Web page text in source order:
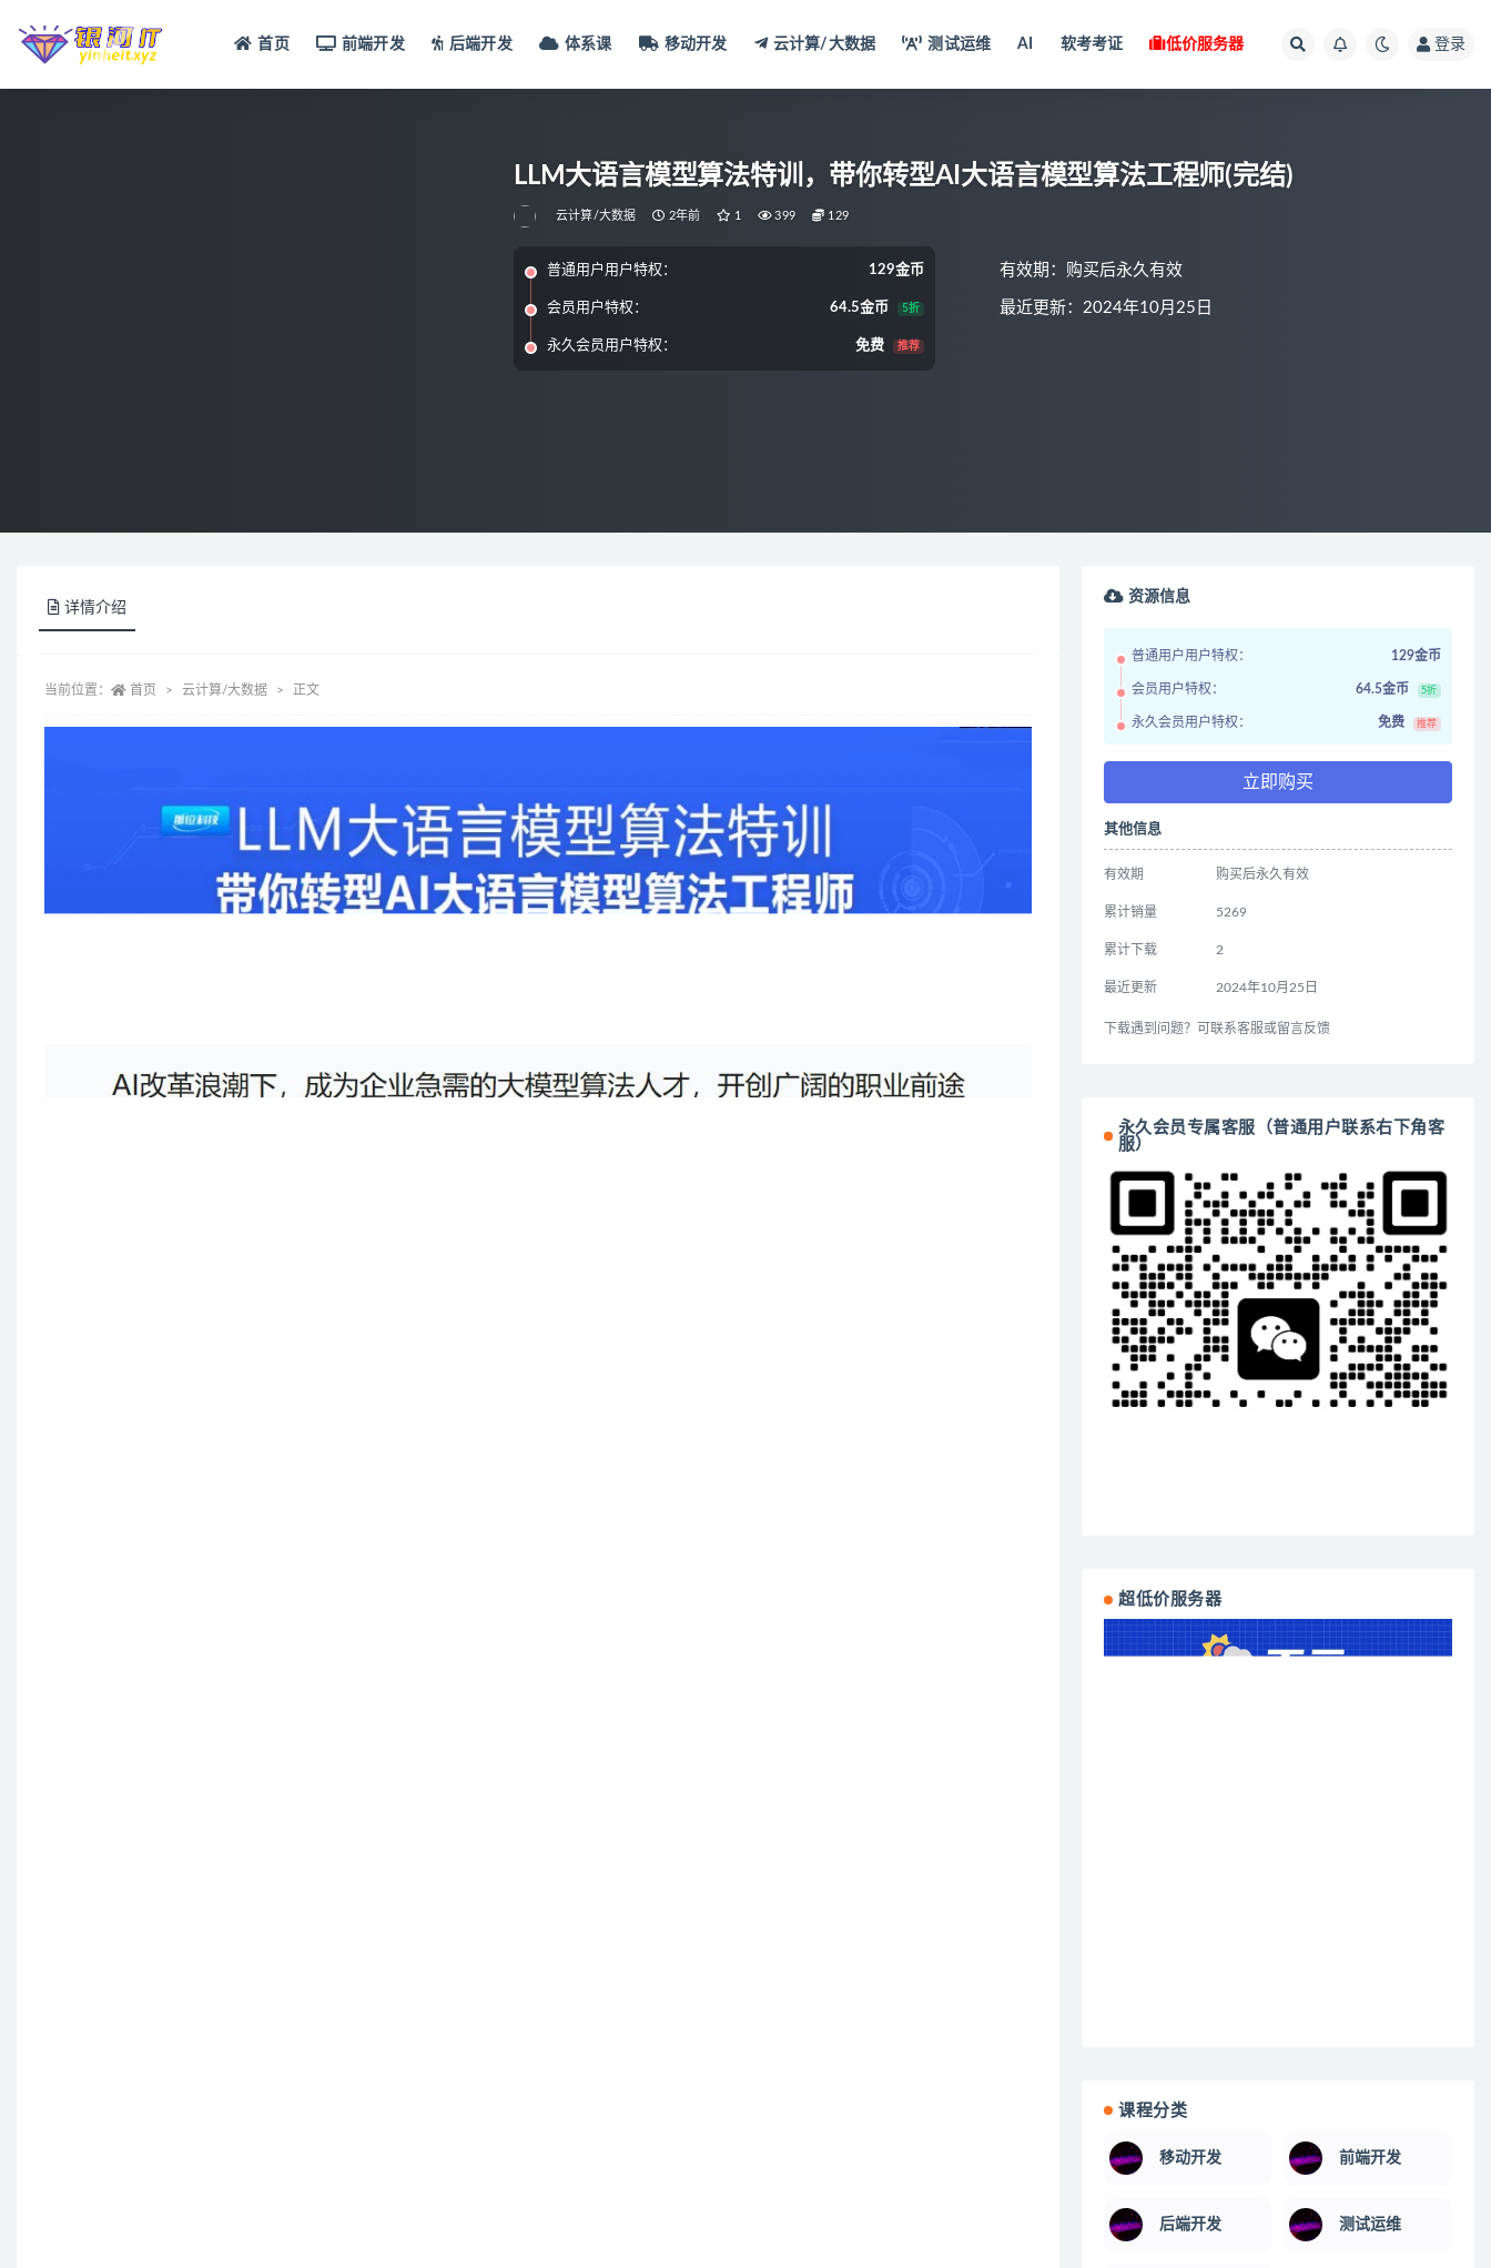
首页 前端开发 后端开发 体系课 移动开发 云计算/大数据 测试运维 AI 软考考证 低价服务器 登录
LLM大语言模型算法特训，带你转型AI大语言模型算法工程师(完结)
云计算/大数据 2年前 1 399 129
普通用户用户特权： 129金币
会员用户特权： 64.5金币 5折
永久会员用户特权： 免费 推荐
有效期：购买后永久有效
最近更新：2024年10月25日
详情介绍
当前位置： 首页 云计算/大数据 正文
资源信息
普通用户用户特权： 129金币
会员用户特权： 64.5金币 5折
永久会员用户特权： 免费 推荐
立即购买
其他信息
有效期 购买后永久有效
累计销量 5269
累计下载 2
最近更新 2024年10月25日
下载遇到问题？可联系客服或留言反馈
永久会员专属客服（普通用户联系右下角客
服）
超低价服务器
课程分类
移动开发 前端开发
后端开发 测试运维